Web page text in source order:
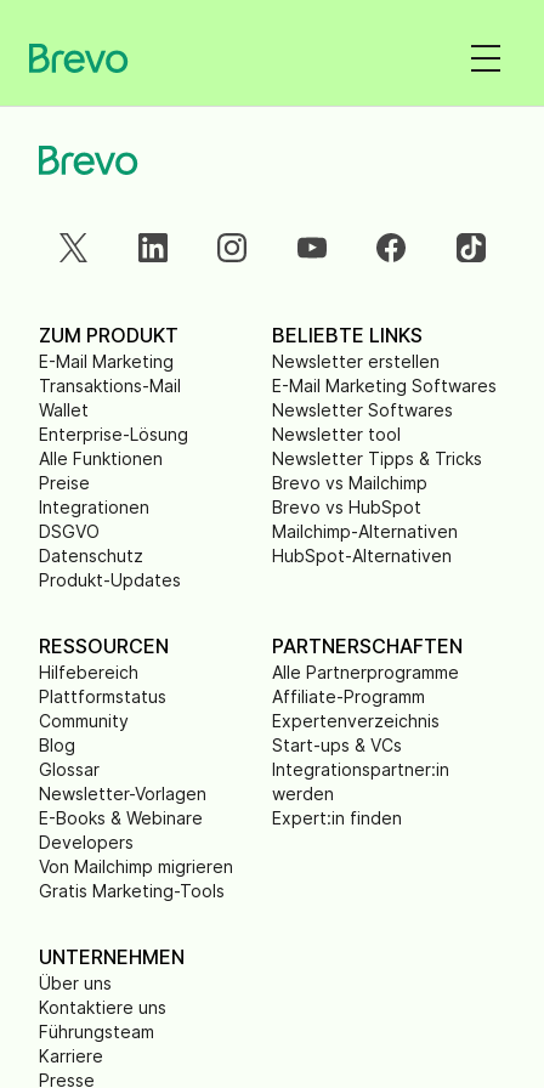
ZUM PRODUKT
E-Mail Marketing
Transaktions-Mail
Wallet
Enterprise-Lösung
Alle Funktionen
Preise
Integrationen
DSGVO
Datenschutz
Produkt-Updates
BELIEBTE LINKS
Newsletter erstellen
E-Mail Marketing Softwares
Newsletter Softwares
Newsletter tool
Newsletter Tipps & Tricks
Brevo vs Mailchimp
Brevo vs HubSpot
Mailchimp-Alternativen
HubSpot-Alternativen
RESSOURCEN
Hilfebereich
Plattformstatus
Community
Blog
Glossar
Newsletter-Vorlagen
E-Books & Webinare
Developers
Von Mailchimp migrieren
Gratis Marketing-Tools
PARTNERSCHAFTEN
Alle Partnerprogramme
Affiliate-Programm
Expertenverzeichnis
Start-ups & VCs
Integrationspartner:in
werden
Expert:in finden
UNTERNEHMEN
Über uns
Kontaktiere uns
Führungsteam
Karriere
Presse